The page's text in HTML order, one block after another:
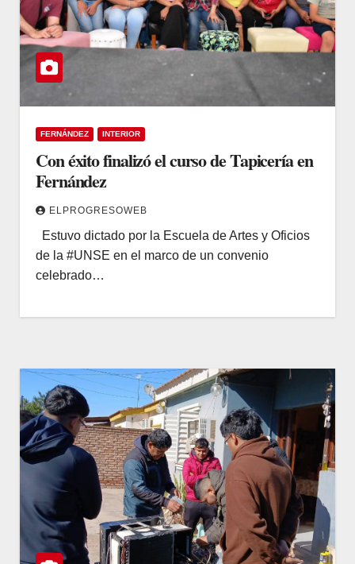
FERNÁNDEZ INTERIOR
Con éxito finalizó el curso de Tapicería en
Fernández
ELPROGRESOWEB
Estuvo dictado por la Escuela de Artes y Oficios
de la #UNSE en el marco de un convenio
celebrado…